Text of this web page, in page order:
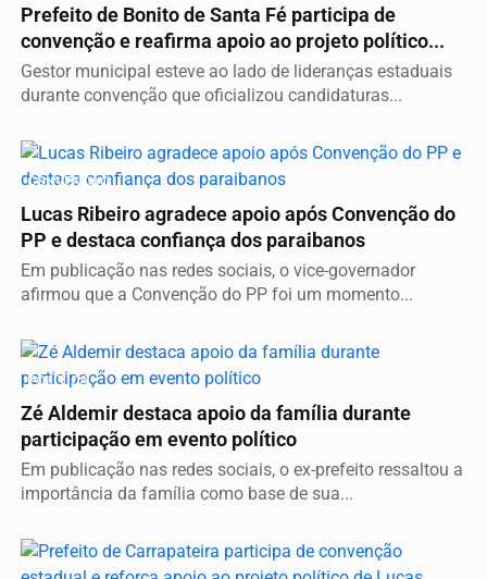
Prefeito de Bonito de Santa Fé participa de
convenção e reafirma apoio ao projeto político...
Gestor municipal esteve ao lado de lideranças estaduais
durante convenção que oficializou candidaturas...
CONVENÇÃO
Lucas Ribeiro agradece apoio após Convenção do
PP e destaca confiança dos paraibanos
Em publicação nas redes sociais, o vice-governador
afirmou que a Convenção do PP foi um momento...
POLÍTICA
Zé Aldemir destaca apoio da família durante
participação em evento político
Em publicação nas redes sociais, o ex-prefeito ressaltou a
importância da família como base de sua...